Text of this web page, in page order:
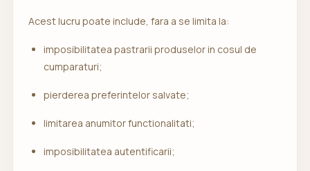
Acest lucru poate include, fara a se limita la:
imposibilitatea pastrarii produselor in cosul de
cumparaturi;
pierderea preferintelor salvate;
limitarea anumitor functionalitati;
imposibilitatea autentificarii;